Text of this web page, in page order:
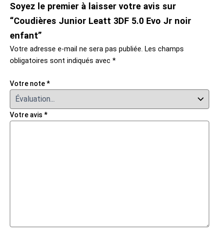
Soyez le premier à laisser votre avis sur
“Coudières Junior Leatt 3DF 5.0 Evo Jr noir
enfant”
Votre adresse e-mail ne sera pas publiée. Les champs
obligatoires sont indiqués avec *
Votre note*
Votre avis *